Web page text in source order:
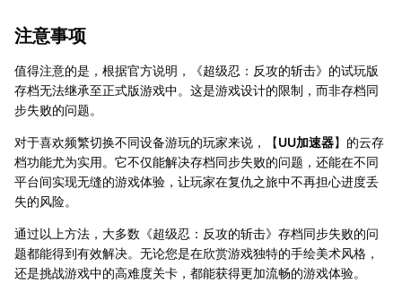
注意事项
值得注意的是，根据官方说明，《超级忍：反攻的斩击》的试玩版
存档无法继承至正式版游戏中。这是游戏设计的限制，而非存档同
步失败的问题。
对于喜欢频繁切换不同设备游玩的玩家来说，【UU加速器】的云存
档功能尤为实用。它不仅能解决存档同步失败的问题，还能在不同
平台间实现无缝的游戏体验，让玩家在复仇之旅中不再担心进度丢
失的风险。
通过以上方法，大多数《超级忍：反攻的斩击》存档同步失败的问
题都能得到有效解决。无论您是在欣赏游戏独特的手绘美术风格，
还是挑战游戏中的高难度关卡，都能获得更加流畅的游戏体验。